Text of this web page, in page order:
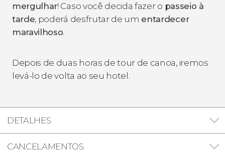
mergulhar! Caso você decida fazer o passeio à
tarde, poderá desfrutar de um entardecer
maravilhoso.
Depois de duas horas de tour de canoa, iremos
levá-lo de volta ao seu hotel.
DETALHES
CANCELAMENTOS